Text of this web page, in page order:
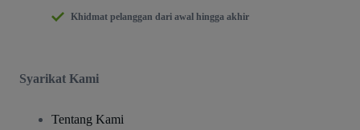
Khidmat pelanggan dari awal hingga akhir
Syarikat Kami
Tentang Kami